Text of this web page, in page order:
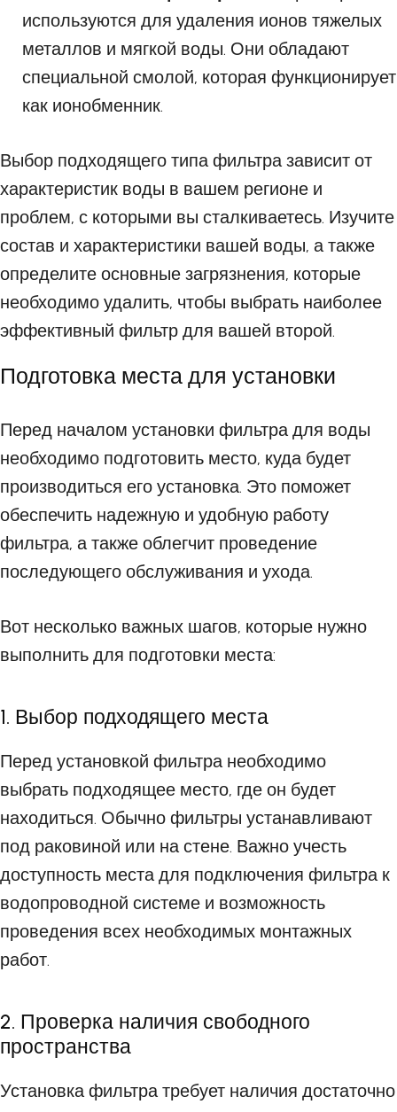
используются для удаления ионов тяжелых
металлов и мягкой воды. Они обладают
специальной смолой, которая функционирует
как ионобменник.
Выбор подходящего типа фильтра зависит от
характеристик воды в вашем регионе и
проблем, с которыми вы сталкиваетесь. Изучите
состав и характеристики вашей воды, а также
определите основные загрязнения, которые
необходимо удалить, чтобы выбрать наиболее
эффективный фильтр для вашей второй.
Подготовка места для установки
Перед началом установки фильтра для воды
необходимо подготовить место, куда будет
производиться его установка. Это поможет
обеспечить надежную и удобную работу
фильтра, а также облегчит проведение
последующего обслуживания и ухода.
Вот несколько важных шагов, которые нужно
выполнить для подготовки места:
1. Выбор подходящего места
Перед установкой фильтра необходимо
выбрать подходящее место, где он будет
находиться. Обычно фильтры устанавливают
под раковиной или на стене. Важно учесть
доступность места для подключения фильтра к
водопроводной системе и возможность
проведения всех необходимых монтажных
работ.
2. Проверка наличия свободного
пространства
Установка фильтра требует наличия достаточно